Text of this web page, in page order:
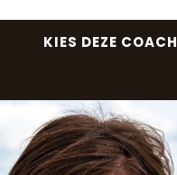
KIES DEZE COACH